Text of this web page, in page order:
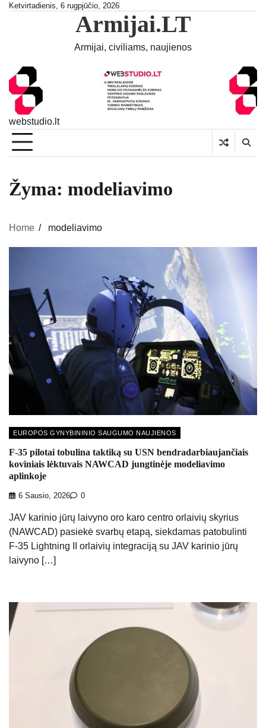
SkipKetvirtadienis, 6 rugpjūčio, 2026
Armijai.LT
Armijai, civiliams, naujienos
webstudio.lt
Žyma: modeliavimo
Home modeliavimo
EUROPOS GYNYBININIO SAUGUMO NAUJIENOS
F-35 pilotai tobulina taktiką su USN bendradarbiaujančiais
koviniais lėktuvais NAWCAD jungtinėje modeliavimo
aplinkoje
6 Sausio, 2026 0
JAV karinio jūrų laivyno oro karo centro orlaivių skyrius
(NAWCAD) pasiekė svarbų etapą, siekdamas patobulinti
F-35 Lightning II orlaivių integraciją su JAV karinio jūrų
laivyno […]